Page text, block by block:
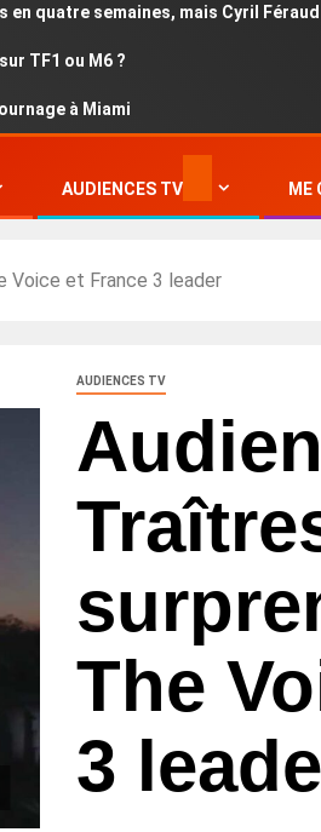
semaines, mais Cyril Féraud
ou M6 ?
à Miami
AUDIENCES TV ME
Voice et France 3 leader
AUDIENCES TV
The
3